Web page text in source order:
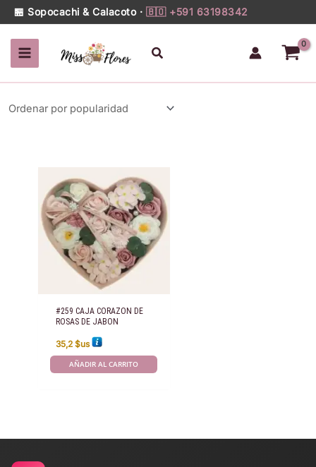
al
contenido
🏪 Sopocachi & Calacoto · 🇧🇴 +591 63198342
Buscar
#259 CAJA CORAZON DE
ROSAS DE JABON
35,2$us
AÑADIR AL CARRITO